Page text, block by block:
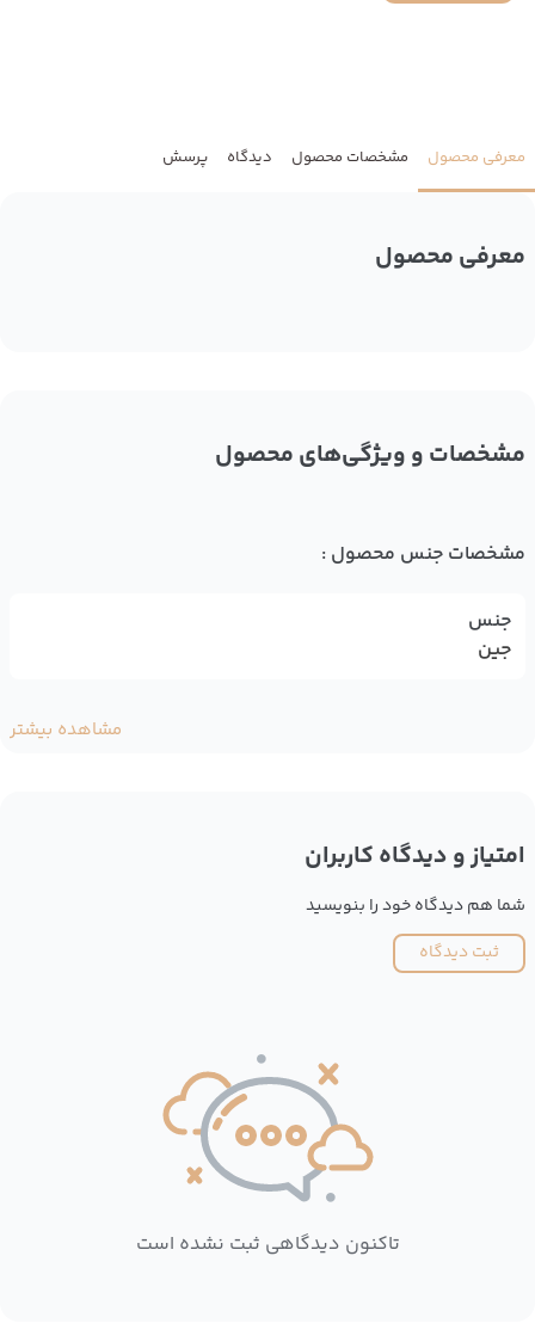
معرفی محصول مشخصات محصول دیدگاه پرسش
معرفی محصول
مشخصات و ویژگی‌های محصول
مشخصات جنس محصول :
جنس
جین
مشاهده بیشتر
امتیاز و دیدگاه کاربران
شما هم دیدگاه خود را بنویسید
ثبت دیدگاه
تاکنون دیدگاهی ثبت نشده است